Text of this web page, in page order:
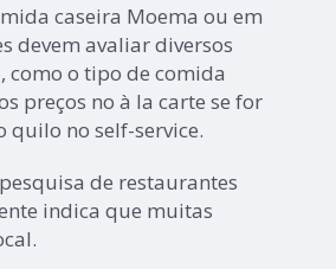
caseira Moema ou em
devem avaliar diversos
o tipo de comida
preços no à la carte se for
quilo no self-service.
de restaurantes
indica que muitas